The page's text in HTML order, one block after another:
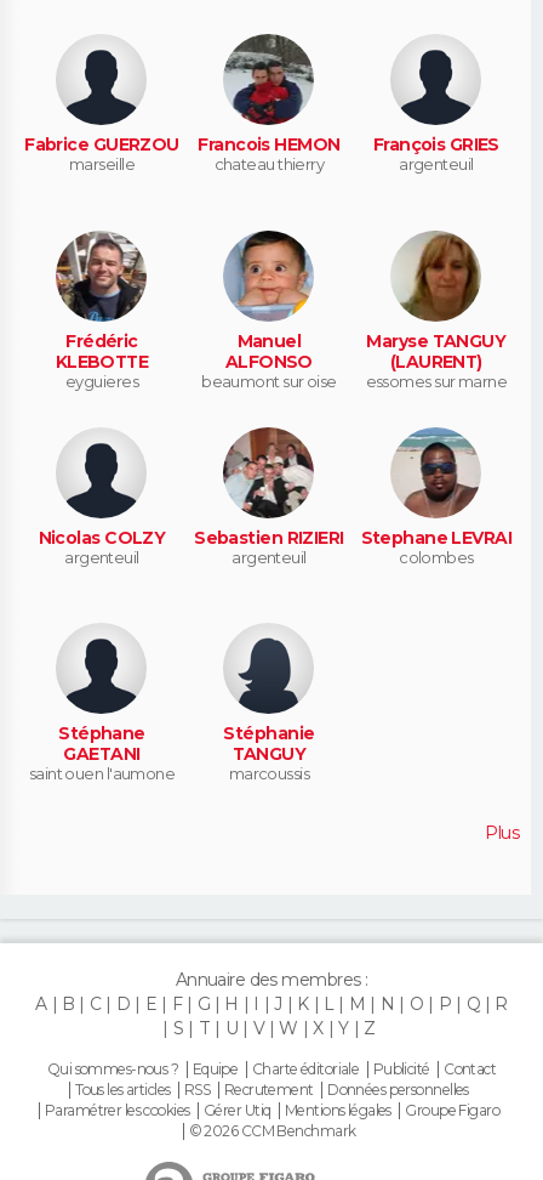
Fabrice GUERZOU
marseille
Francois HEMON
chateau thierry
François GRIES
argenteuil
Frédéric
KLEBOTTE
eyguieres
Manuel
ALFONSO
beaumont sur oise
Maryse TANGUY
(LAURENT)
essomes sur marne
Nicolas COLZY
argenteuil
Sebastien RIZIERI
argenteuil
Stephane LEVRAI
colombes
Stéphane
GAETANI
saint ouen l'aumone
Stéphanie
TANGUY
marcoussis
Plus
Annuaire des membres :
A
B C D E F G H I J K L M N O P Q
R
S
T U V W X Y Z
Qui sommes-nous ? Equipe Charte éditoriale Publicité
Contact
Tous les articles
RSS Recrutement
Données personnelles
Paramétrer les cookies
Gérer Utiq Mentions légales
Groupe Figaro
© 2026 CCM Benchmark